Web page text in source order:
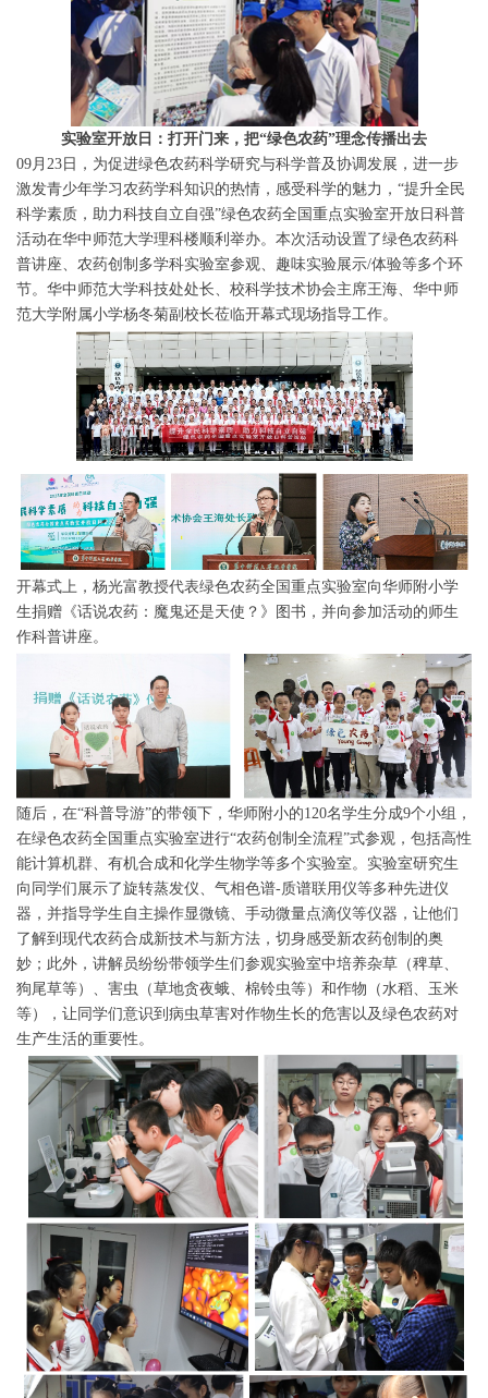
实验室开放日：打开门来，把“绿色农药”理念传播出去
09月23日，为促进绿色农药科学研究与科学普及协调发展，进一步
激发青少年学习农药学科知识的热情，感受科学的魅力，“提升全民
科学素质，助力科技自立自强”绿色农药全国重点实验室开放日科普
活动在华中师范大学理科楼顺利举办。本次活动设置了绿色农药科
普讲座、农药创制多学科实验室参观、趣味实验展示/体验等多个环
节。华中师范大学科技处处长、校科学技术协会主席王海、华中师
范大学附属小学杨冬菊副校长莅临开幕式现场指导工作。
开幕式上，杨光富教授代表绿色农药全国重点实验室向华师附小学
生捐赠《话说农药：魔鬼还是天使？》图书，并向参加活动的师生
作科普讲座。
随后，在“科普导游”的带领下，华师附小的120名学生分成9个小组，
在绿色农药全国重点实验室进行“农药创制全流程”式参观，包括高性
能计算机群、有机合成和化学生物学等多个实验室。实验室研究生
向同学们展示了旋转蒸发仪、气相色谱-质谱联用仪等多种先进仪
器，并指导学生自主操作显微镜、手动微量点滴仪等仪器，让他们
了解到现代农药合成新技术与新方法，切身感受新农药创制的奥
妙；此外，讲解员纷纷带领学生们参观实验室中培养杂草（稗草、
狗尾草等）、害虫（草地贪夜蛾、棉铃虫等）和作物（水稻、玉米
等），让同学们意识到病虫草害对作物生长的危害以及绿色农药对
生产生活的重要性。